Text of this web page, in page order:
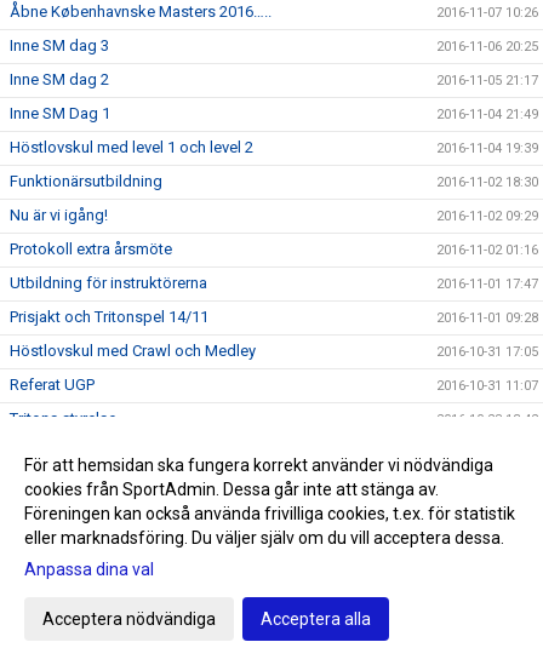
Åbne Københavnske Masters 2016….. 2016-11-07 10:26
Inne SM dag 3 2016-11-06 20:25
Inne SM dag 2 2016-11-05 21:17
Inne SM Dag 1 2016-11-04 21:49
Höstlovskul med level 1 och level 2 2016-11-04 19:39
Funktionärsutbildning 2016-11-02 18:30
Nu är vi igång! 2016-11-02 09:29
Protokoll extra årsmöte 2016-11-02 01:16
Utbildning för instruktörerna 2016-11-01 17:47
Prisjakt och Tritonspel 14/11 2016-11-01 09:28
Höstlovskul med Crawl och Medley 2016-10-31 17:05
Referat UGP 2016-10-31 11:07
Tritons styrelse 2016-10-28 13:42
En stolt Tritoon
Ida - mamman som simmade OS 2016-10-25 21:09
Simallskånskan 2:a omgången
Frågor angående styrelsens publicerade dokument inför
För att hemsidan ska fungera korrekt använder vi nödvändiga
cookies från SportAdmin. Dessa går inte att stänga av.
Föreningen kan också använda frivilliga cookies, t.ex. för statistik
eller marknadsföring. Du väljer själv om du vill acceptera dessa.
Anpassa dina val
Acceptera nödvändiga Acceptera alla